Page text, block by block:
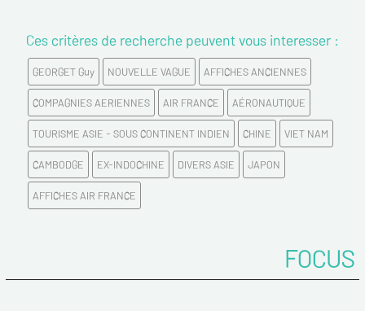
Email*
Confirmez votre Email*
Tél.
Ces critères de recherche peuvent vous interesser :
GEORGET Guy NOUVELLE VAGUE AFFICHES ANCIENNES
COMPAGNIES AERIENNES AIR FRANCE AÉRONAUTIQUE
TOURISME ASIE - SOUS CONTINENT INDIEN CHINE VIET NAM
CAMBODGE EX-INDOCHINE DIVERS ASIE JAPON
AFFICHES AIR FRANCE
FOCUS